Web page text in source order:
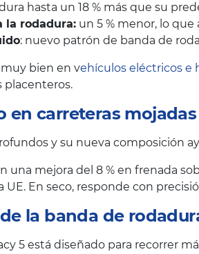
hasta un 18 % más que su
la rodadura: un 5 % menor, lo
: nuevo patrón de banda de
bien en vehículos eléctricos e
placenteros.
en carreteras mojadas
y su nueva composición
una mejora del 8 % en frenada
UE. En seco, responde con
la banda de
5 está diseñado para recorrer